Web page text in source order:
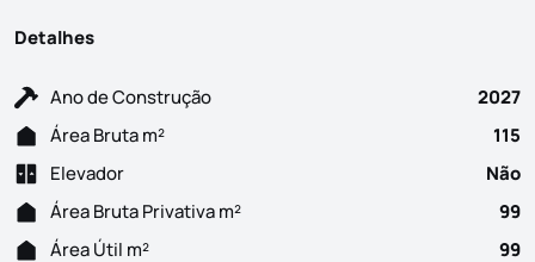
Detalhes
Ano de Construção
2027
Área Bruta m²
115
Elevador
Não
Área Bruta Privativa m²
99
Área Útil m²
99